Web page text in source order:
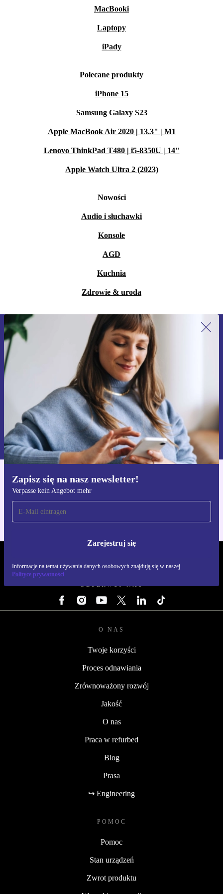
MacBooki
Laptopy
iPady
Polecane produkty
iPhone 15
Samsung Galaxy S23
Apple MacBook Air 2020 | 13.3" | M1
Lenovo ThinkPad T480 | i5-8350U | 14"
Apple Watch Ultra 2 (2023)
Nowości
Audio i słuchawki
Konsole
AGD
Kuchnia
Zdrowie & uroda
Zapisz się na nasz newsletter!
Verpasse kein Angebot mehr
Zarejestruj się
Informacje na temat używania danych osobowych znajdują się w naszej
Polityce prywatności
Zapisz się na nasz newsletter!
Nie przegap żadnej oferty.
Zarejestruj się
Informacje na temat używania danych osobowych znajdują się w
naszej
Polityce prywatności
Pobierz aplikację refurbed
Dla iOS i Android
OBSERWUJ NAS
O NAS
Twoje korzyści
Proces odnawiania
Zrównoważony rozwój
Jakość
O nas
Praca w refurbed
Blog
Prasa
↪ Engineering
POMOC
Pomoc
Stan urządzeń
Zwrot produktu